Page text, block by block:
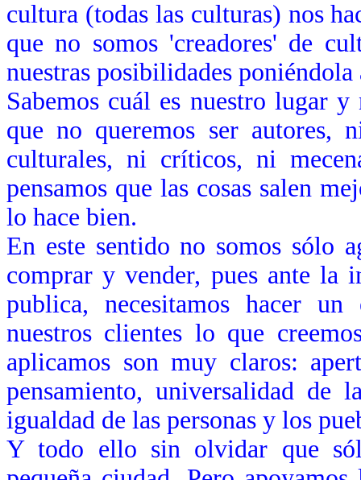
cultura (todas las culturas) nos
que no somos 'creadores' de
nuestras posibilidades poniéndola
Sabemos cuál es nuestro lugar
que no queremos ser autores,
culturales, ni críticos, ni
pensamos que las cosas salen
lo hace bien.
En este sentido no somos sólo
comprar y vender, pues ante la
publica, necesitamos hacer
nuestros clientes lo que
aplicamos son muy claros:
pensamiento, universalidad de
igualdad de las personas y los
Y todo ello sin olvidar que